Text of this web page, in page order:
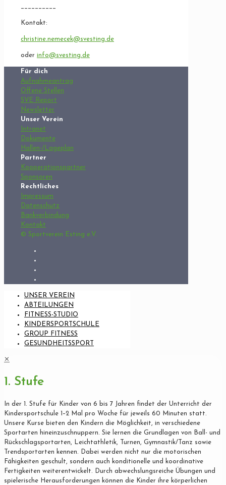
__________
Kontakt:
christine.nemecek@svesting.de
oder info@svesting.de
Für dich
Aufnahmeantrag
Offene Stellen
SVE Report
Newsletter
Unser Verein
Intranet
Dokumente
Hallen-/Lageplan
Partner
Kooperationspartner
Sponsoren
Rechtliches
Impressum
Datenschutz
Bankverbindung
Kontakt
© Sportverein Esting e.V.
UNSER VEREIN
ABTEILUNGEN
FITNESS-STUDIO
KINDERSPORTSCHULE
GROUP FITNESS
GESUNDHEITSSPORT
✕
1. Stufe
In der 1. Stufe für Kinder von 6 bis 7 Jahren findet der Unterricht der
Kindersportschule 1–2 Mal pro Woche für jeweils 60 Minuten statt.
Unsere Kurse bieten den Kindern die Möglichkeit, in verschiedene
Sportarten hineinzuschnuppern. Sie lernen die Grundlagen von Ball- und
Rückschlagsportarten, Leichtathletik, Turnen, Gymnastik/Tanz sowie
Trendsportarten kennen. Dabei werden nicht nur die motorischen
Fähigkeiten geschult, sondern auch konditionelle und koordinative
Fertigkeiten weiterentwickelt. Durch abwechslungsreiche Übungen und
spielerische Herausforderungen können die Kinder ihre körperlichen